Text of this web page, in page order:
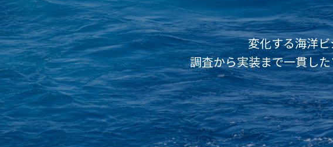
変化する海洋
調査から実装まで一貫した